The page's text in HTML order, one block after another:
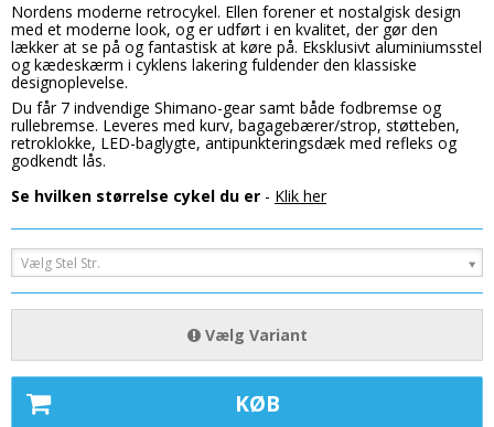
Nordens moderne retrocykel. Ellen forener et nostalgisk design
med et moderne look, og er udført i en kvalitet, der gør den
lækker at se på og fantastisk at køre på. Eksklusivt aluminiumsstel
og kædeskærm i cyklens lakering fuldender den klassiske
designoplevelse.
Du får 7 indvendige Shimano-gear samt både fodbremse og
rullebremse. Leveres med kurv, bagagebærer/strop, støtteben,
retroklokke, LED-baglygte, antipunkteringsdæk med refleks og
godkendt lås.
Se hvilken størrelse cykel du er - Klik her
Vælg Stel Str.
Vælg Variant
KØB